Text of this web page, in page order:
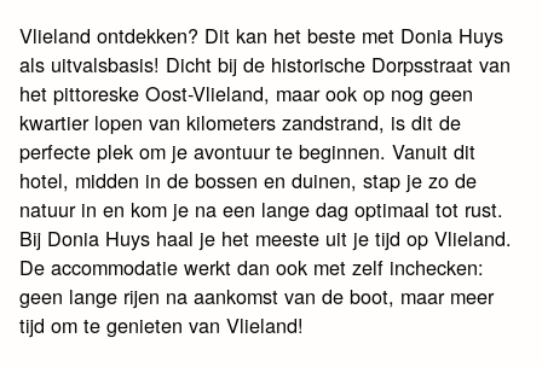
Vlieland ontdekken? Dit kan het beste met Donia Huys
als uitvalsbasis! Dicht bij de historische Dorpsstraat van
het pittoreske Oost-Vlieland, maar ook op nog geen
kwartier lopen van kilometers zandstrand, is dit de
perfecte plek om je avontuur te beginnen. Vanuit dit
hotel, midden in de bossen en duinen, stap je zo de
natuur in en kom je na een lange dag optimaal tot rust.
Bij Donia Huys haal je het meeste uit je tijd op Vlieland.
De accommodatie werkt dan ook met zelf inchecken:
geen lange rijen na aankomst van de boot, maar meer
tijd om te genieten van Vlieland!